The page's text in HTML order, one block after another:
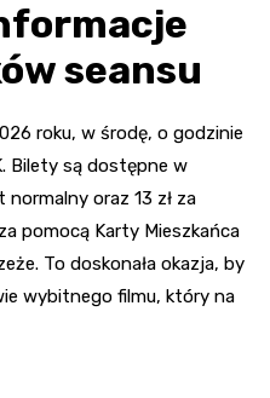
seansu
roku, w środę, o godzinie
Bilety są dostępne w
normalny oraz 13 zł za
pomocą Karty Mieszkańca
To doskonała okazja, by
wybitnego filmu, który na